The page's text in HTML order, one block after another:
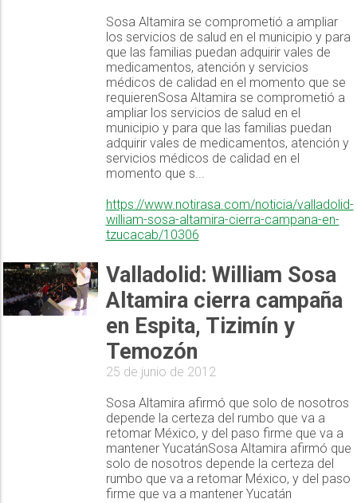
Sosa Altamira se comprometió a ampliar
los servicios de salud en el municipio y para
que las familias puedan adquirir vales de
medicamentos, atención y servicios
médicos de calidad en el momento que se
requierenSosa Altamira se comprometió a
ampliar los servicios de salud en el
municipio y para que las familias puedan
adquirir vales de medicamentos, atención y
servicios médicos de calidad en el
momento que s...
https://www.notirasa.com/noticia/valladolid-
william-sosa-altamira-cierra-campana-en-
tzucacab/10306
Valladolid: William Sosa
Altamira cierra campaña
en Espita, Tizimín y
Temozón
25 de junio de 2012
Sosa Altamira afirmó que solo de nosotros
depende la certeza del rumbo que va a
retomar México, y del paso firme que va a
mantener YucatánSosa Altamira afirmó que
solo de nosotros depende la certeza del
rumbo que va a retomar México, y del paso
firme que va a mantener Yucatán